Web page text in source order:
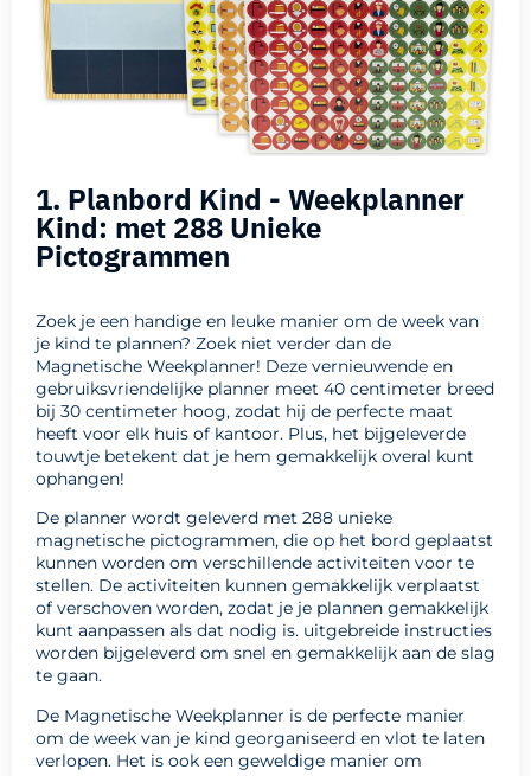
1. Planbord Kind - Weekplanner
Kind: met 288 Unieke
Pictogrammen
Zoek je een handige en leuke manier om de week van
je kind te plannen? Zoek niet verder dan de
Magnetische Weekplanner! Deze vernieuwende en
gebruiksvriendelijke planner meet 40 centimeter breed
bij 30 centimeter hoog, zodat hij de perfecte maat
heeft voor elk huis of kantoor. Plus, het bijgeleverde
touwtje betekent dat je hem gemakkelijk overal kunt
ophangen!
De planner wordt geleverd met 288 unieke
magnetische pictogrammen, die op het bord geplaatst
kunnen worden om verschillende activiteiten voor te
stellen. De activiteiten kunnen gemakkelijk verplaatst
of verschoven worden, zodat je je plannen gemakkelijk
kunt aanpassen als dat nodig is. uitgebreide instructies
worden bijgeleverd om snel en gemakkelijk aan de slag
te gaan.
De Magnetische Weekplanner is de perfecte manier
om de week van je kind georganiseerd en vlot te laten
verlopen. Het is ook een geweldige manier om